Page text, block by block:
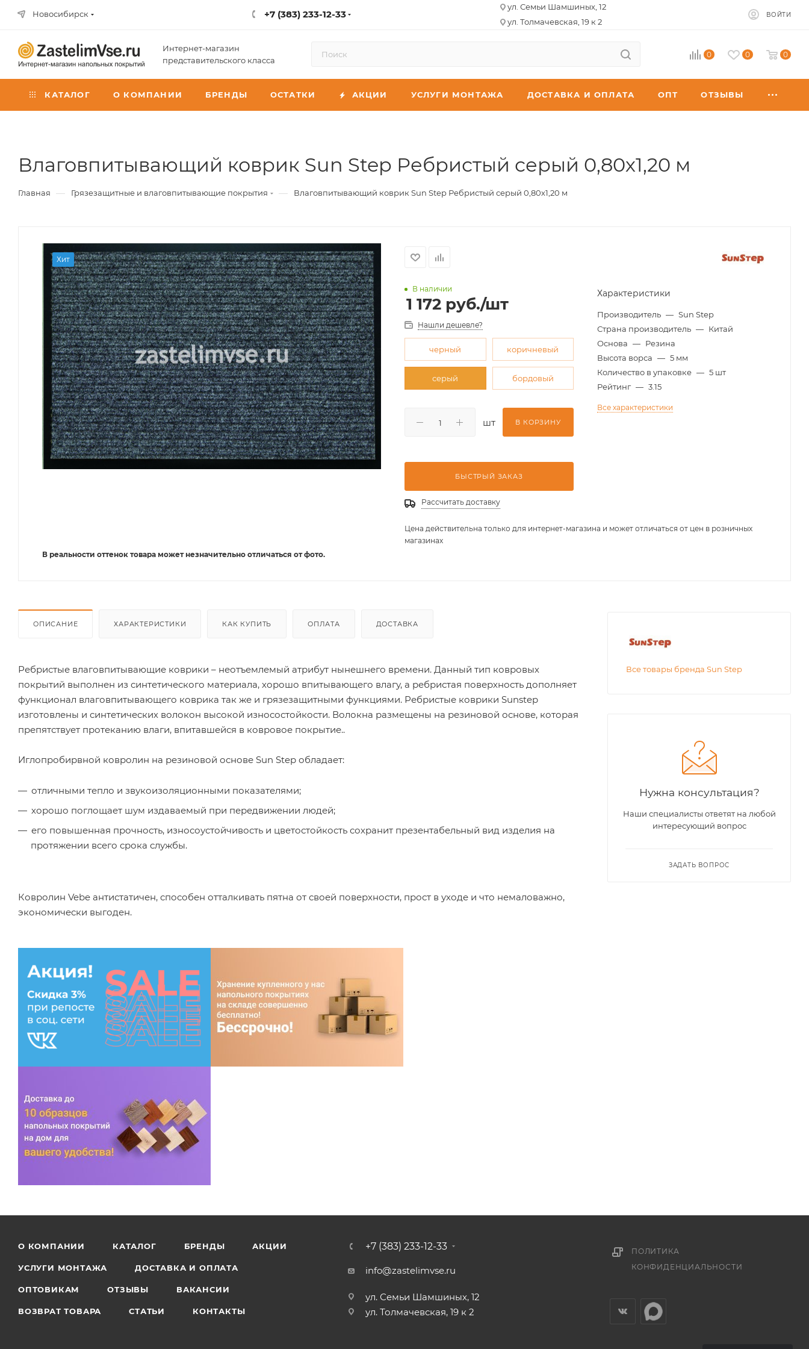
Новосибирск +7 (383) 233-12-33
ул. Семьи Шамшиных, 12
ул. Толмачевская, 19 к 2
ВОЙТИ
Интернет-магазин
представительского класса
0 0 0
КАТАЛОГ О КОМПАНИИ БРЕНДЫ ОСТАТКИ АКЦИИ УСЛУГИ МОНТАЖА ДОСТАВКА И ОПЛАТА ОПТ ОТЗЫВЫ
Влаговпитывающий коврик Sun Step Ребристый серый 0,80х1,20 м
Главная — Грязезащитные и влаговпитывающие покрытия — Влаговпитывающий коврик Sun Step Ребристый серый 0,80х1,20 м
Хит
В наличии
1 172 руб./шт
Нашли дешевле?
черный коричневый
серый бордовый
шт В КОРЗИНУ
БЫСТРЫЙ ЗАКАЗ
Рассчитать доставку
Характеристики
Производитель — Sun Step
Страна производитель — Китай
Основа — Резина
Высота ворса — 5 мм
Количество в упаковке — 5 шт
Рейтинг — 3.15
Все характеристики
Цена действительна только для интернет-магазина и может отличаться от цен в розничных
магазинах
В реальности оттенок товара может незначительно отличаться от фото.
ОПИСАНИЕ ХАРАКТЕРИСТИКИ КАК КУПИТЬ ОПЛАТА ДОСТАВКА
Ребристые влаговпитывающие коврики – неотъемлемый атрибут нынешнего времени. Данный тип ковровых
покрытий выполнен из синтетического материала, хорошо впитывающего влагу, а ребристая поверхность дополняет
функционал влаговпитывающего коврика так же и грязезащитными функциями. Ребристые коврики Sunstep
изготовлены и синтетических волокон высокой износостойкости. Волокна размещены на резиновой основе, которая
препятствует протеканию влаги, впитавшейся в ковровое покрытие..
Иглопробирвной ковролин на резиновой основе Sun Step обладает:
отличными тепло и звукоизоляционными показателями;
хорошо поглощает шум издаваемый при передвижении людей;
его повышенная прочность, износоустойчивость и цветостойкость сохранит презентабельный вид изделия на
протяжении всего срока службы.
Ковролин Vebe антистатичен, способен отталкивать пятна от своей поверхности, прост в уходе и что немаловажно,
экономически выгоден.
Все товары бренда Sun Step
Нужна консультация?
Наши специалисты ответят на любой
интересующий вопрос
ЗАДАТЬ ВОПРОС
О КОМПАНИИ КАТАЛОГ БРЕНДЫ АКЦИИ
УСЛУГИ МОНТАЖА ДОСТАВКА И ОПЛАТА
ОПТОВИКАМ ОТЗЫВЫ ВАКАНСИИ
ВОЗВРАТ ТОВАРА СТАТЬИ КОНТАКТЫ
+7 (383) 233-12-33
info@zastelimvse.ru
ул. Семьи Шамшиных, 12
ул. Толмачевская, 19 к 2
ПОЛИТИКА
КОНФИДЕНЦИАЛЬНОСТИ